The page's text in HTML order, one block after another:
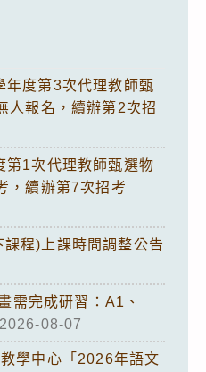
年度第3次代理教師甄
人報名，續辦第2次招
第1次代理教師甄選物
，續辦第7次招考
程)上課時間調整公告
需完成研習：A1、
2026-08-07
學中心「2026年語文